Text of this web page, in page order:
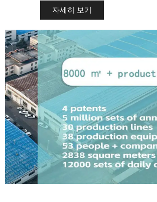
자세히 보기